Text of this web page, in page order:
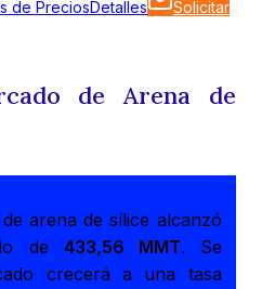
de PreciosDetalles
Solicitar
de Arena de
arena de sílice alcanzó
de 433,56 MMT. Se
crecerá a una tasa